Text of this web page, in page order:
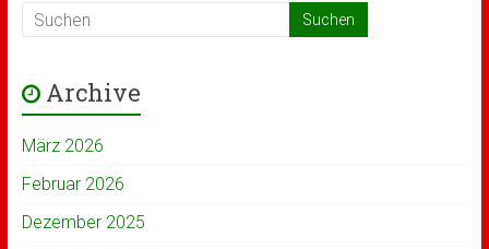
Archive
März 2026
Februar 2026
Dezember 2025